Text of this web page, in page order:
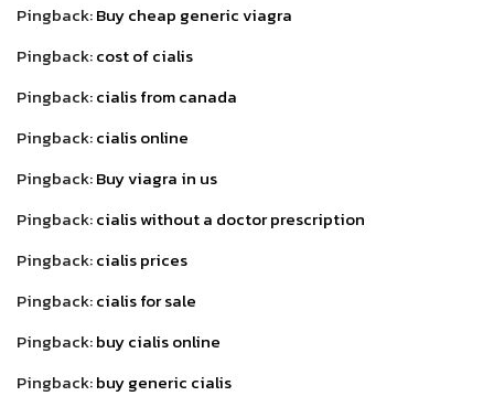
Pingback:Buy cheap generic viagra
Pingback:cost of cialis
Pingback:cialis from canada
Pingback:cialis online
Pingback:Buy viagra in us
Pingback:cialis without a doctor prescription
Pingback:cialis prices
Pingback:cialis for sale
Pingback:buy cialis online
Pingback:buy generic cialis